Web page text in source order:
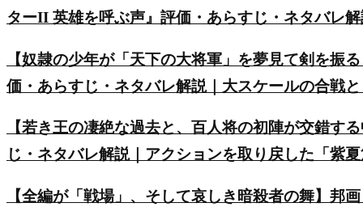
ターII 英雄を呼ぶ声』評価・あらすじ・ネタバレ
【奴隷の少年が「天下の大将軍」を夢見て剣を振
価・あらすじ・ネタバレ解説｜大スケールの合戦
【若き王の凄絶な過去と、百人将の初陣が交錯す
じ・ネタバレ解説｜アクションを取り戻した「紫
【全編が「戦場」、そして哀しき暗殺者の舞】邦